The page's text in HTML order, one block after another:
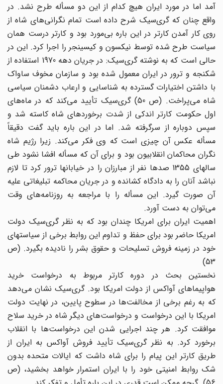
آمد اما در مورد ایران هیچ کدام از این دو مسأله طرح نشد. در
واقع چنان که گری‌سیک شرح داده است تمام نگرانی‌های شاه از
روی کار آمدن کارتر در این باره بی‌مورد بود و کارتر درست همان
سیاست طرح شده توسط نیکسون و کیسینجر را اجرا کرد. این در
حالی است که به نوشته گری‌سیک: در جریان دهه 1970 استفاده از
شکنجه و ترور در ایران معمول شده بود و سازمان مخوف ساواک
با داشتن اختیارات گسترده به شناسایی و ارعاب دشمنان سیاسی
شاه می‌پراخت. (ص 50) گری‌سیک تأیید می‌کند که در ماه‌های
اول حکومت کارتر اندکی از شدت برخوردهای شاه کاسته شد و
سپس دوباره از سرگرفته شد. اما در این باره باید گفت دقیقاً
مسأله عکس آن چیزی است که وی فکر می‌کند. زیرا رژیم شاه
نگران محاکمان انقلابیون بود و برای آن که مسأله افشا نشود طی
سالهای 1355 صدها نفر از مبارزان را در خیابانها ترور کرد تا لازم
نباشد آنان را به دادگاه کشانده و در جریان محاکمه تبلیغاتی علیه
آن صورت گیرد. این مسأله را با مراجعه به روزنامه‌های وقت
می‌توان به دست ‌آورد.
اهمیت ایران برای امریکا چندان بود که به نظر گری‌سیک دولت
امریکا حاضر بود برای حفظ و تداوم این روابط برخی از سیاستهای
خود در زمینه فروش تسلیحات و حقوق بشر را نادیده بگیرد. (ص
53)
نخستین بحث در دوره کارتر مربوط به درخواست خرید
هواپیماهای آواکس از دولت امریکا بود. گری‌سیک نشان می‌دهد
که به رغم برخی از مخالفت‌ها در سطوح پایین، در نهایت دولت
امریکا با این درخواست و درخواست‌های دیگر شاه در خرید سلاح
موافقت کرد. هر چند اجرایی شدن این درخواست‌ها با انقلاب
برخورد کرد. به نظر گری‌سیک تأیید فروش آواکس به ایران از
طریق کارتر این پیام را برای شاه داشت که ایالات متحده بدون
شک روابط امنیتی خود را با ایران استمرار خواهد بخشید، (ص